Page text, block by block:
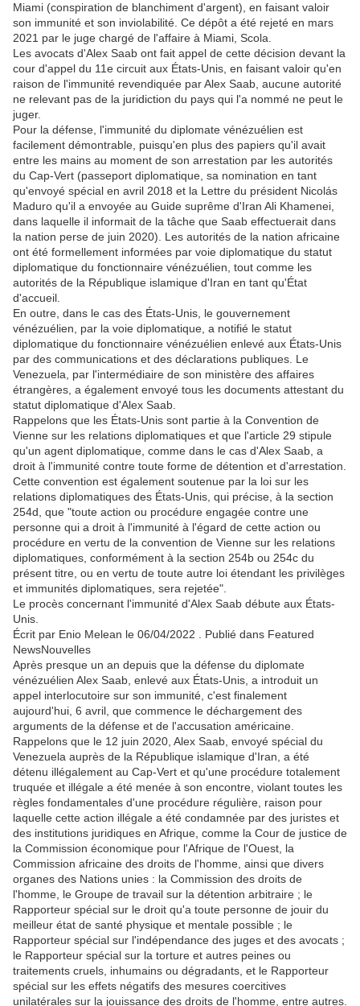
Miami (conspiration de blanchiment d'argent), en faisant valoir
son immunité et son inviolabilité. Ce dépôt a été rejeté en mars
2021 par le juge chargé de l'affaire à Miami, Scola.
Les avocats d'Alex Saab ont fait appel de cette décision devant la
cour d'appel du 11e circuit aux États-Unis, en faisant valoir qu'en
raison de l'immunité revendiquée par Alex Saab, aucune autorité
ne relevant pas de la juridiction du pays qui l'a nommé ne peut le
juger.
Pour la défense, l'immunité du diplomate vénézuélien est
facilement démontrable, puisqu'en plus des papiers qu'il avait
entre les mains au moment de son arrestation par les autorités
du Cap-Vert (passeport diplomatique, sa nomination en tant
qu'envoyé spécial en avril 2018 et la Lettre du président Nicolás
Maduro qu'il a envoyée au Guide suprême d'Iran Ali Khamenei,
dans laquelle il informait de la tâche que Saab effectuerait dans
la nation perse de juin 2020). Les autorités de la nation africaine
ont été formellement informées par voie diplomatique du statut
diplomatique du fonctionnaire vénézuélien, tout comme les
autorités de la République islamique d'Iran en tant qu'État
d'accueil.
En outre, dans le cas des États-Unis, le gouvernement
vénézuélien, par la voie diplomatique, a notifié le statut
diplomatique du fonctionnaire vénézuélien enlevé aux États-Unis
par des communications et des déclarations publiques. Le
Venezuela, par l'intermédiaire de son ministère des affaires
étrangères, a également envoyé tous les documents attestant du
statut diplomatique d'Alex Saab.
Rappelons que les États-Unis sont partie à la Convention de
Vienne sur les relations diplomatiques et que l'article 29 stipule
qu'un agent diplomatique, comme dans le cas d'Alex Saab, a
droit à l'immunité contre toute forme de détention et d'arrestation.
Cette convention est également soutenue par la loi sur les
relations diplomatiques des États-Unis, qui précise, à la section
254d, que "toute action ou procédure engagée contre une
personne qui a droit à l'immunité à l'égard de cette action ou
procédure en vertu de la convention de Vienne sur les relations
diplomatiques, conformément à la section 254b ou 254c du
présent titre, ou en vertu de toute autre loi étendant les privilèges
et immunités diplomatiques, sera rejetée".
Le procès concernant l'immunité d'Alex Saab débute aux États-
Unis.
Écrit par Enio Melean le 06/04/2022 . Publié dans Featured
NewsNouvelles
Après presque un an depuis que la défense du diplomate
vénézuélien Alex Saab, enlevé aux États-Unis, a introduit un
appel interlocutoire sur son immunité, c'est finalement
aujourd'hui, 6 avril, que commence le déchargement des
arguments de la défense et de l'accusation américaine.
Rappelons que le 12 juin 2020, Alex Saab, envoyé spécial du
Venezuela auprès de la République islamique d'Iran, a été
détenu illégalement au Cap-Vert et qu'une procédure totalement
truquée et illégale a été menée à son encontre, violant toutes les
règles fondamentales d'une procédure régulière, raison pour
laquelle cette action illégale a été condamnée par des juristes et
des institutions juridiques en Afrique, comme la Cour de justice de
la Commission économique pour l'Afrique de l'Ouest, la
Commission africaine des droits de l'homme, ainsi que divers
organes des Nations unies : la Commission des droits de
l'homme, le Groupe de travail sur la détention arbitraire ; le
Rapporteur spécial sur le droit qu'a toute personne de jouir du
meilleur état de santé physique et mentale possible ; le
Rapporteur spécial sur l'indépendance des juges et des avocats ;
le Rapporteur spécial sur la torture et autres peines ou
traitements cruels, inhumains ou dégradants, et le Rapporteur
spécial sur les effets négatifs des mesures coercitives
unilatérales sur la jouissance des droits de l'homme, entre autres.